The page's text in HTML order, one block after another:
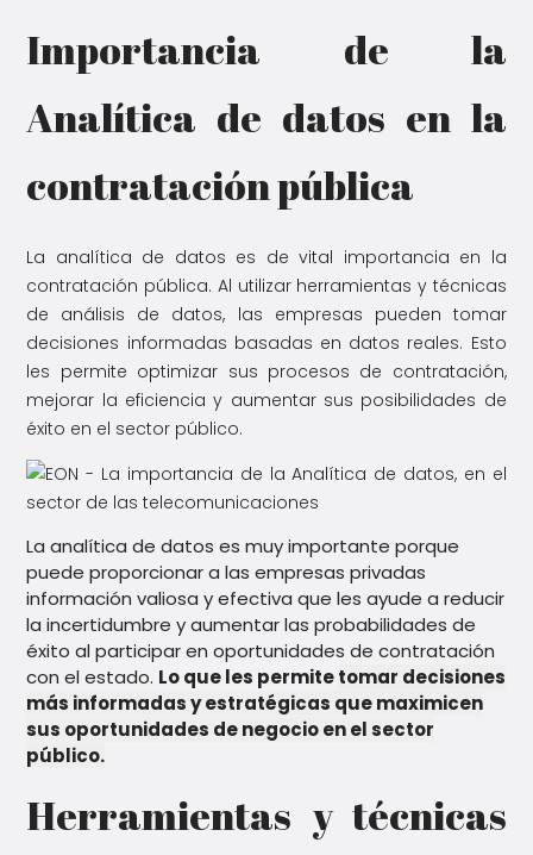
Importancia de la
Analítica de datos en la
contratación pública
La analítica de datos es de vital importancia en la
contratación pública. Al utilizar herramientas y técnicas
de análisis de datos, las empresas pueden tomar
decisiones informadas basadas en datos reales. Esto
les permite optimizar sus procesos de contratación,
mejorar la eficiencia y aumentar sus posibilidades de
éxito en el sector público.
La analítica de datos es muy importante porque
puede proporcionar a las empresas privadas
información valiosa y efectiva que les ayude a reducir
la incertidumbre y aumentar las probabilidades de
éxito al participar en oportunidades de contratación
con el estado. Lo que les permitetomar decisiones
más informadas y estratégicas que maximicen
sus oportunidades de negocio en el sector
público.
Herramientas y técnicas